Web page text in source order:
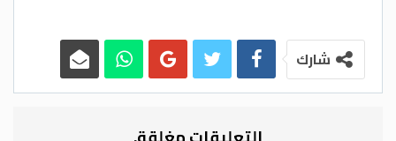
المنتخب الوطني للسباحة ، الدكتور علي
النوايسة ولاعبا المنتخب الوطني للسباحة ،
تاليتا بقلة وعمرو الور ، ومدرب المنتخب
الوطني للجودو ، يونس عيال سلمان ، ومدرب
شارك